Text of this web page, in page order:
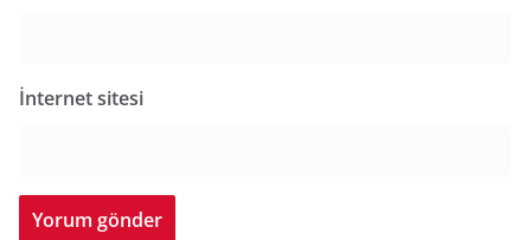
İnternet sitesi